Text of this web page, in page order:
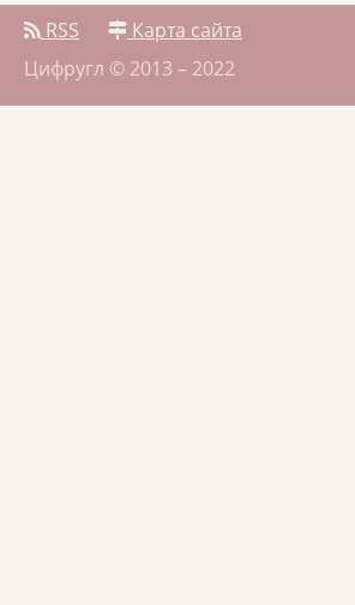
RSS
Карта сайта
Цифругл © 2013 – 2022